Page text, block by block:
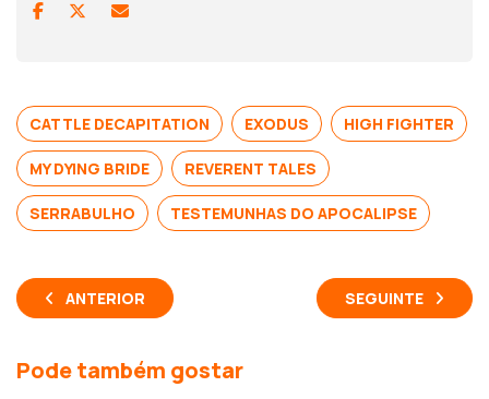
CATTLE DECAPITATION EXODUS HIGH FIGHTER
MY DYING BRIDE REVERENT TALES
SERRABULHO TESTEMUNHAS DO APOCALIPSE
ANTERIOR SEGUINTE
Pode também gostar